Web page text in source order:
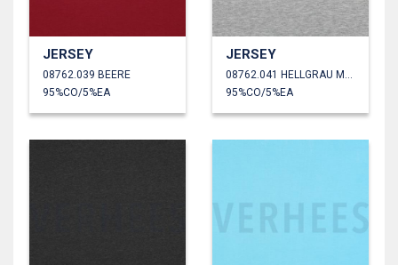
JERSEY
08762.039 BEERE
95%CO/5%EA
JERSEY
95%CO/5%EA